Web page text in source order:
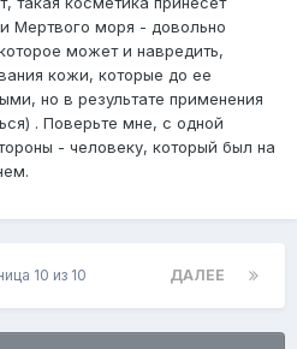
Мертвого моря - довольно
может и навредить,
кожи, которые до ее
но в результате применения
. Поверьте мне, с одной
- человеку, который был на
ДАЛЕЕ
10 из 10